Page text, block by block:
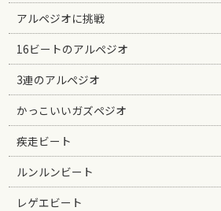
アルペジオに挑戦
16ビートのアルペジオ
3連のアルペジオ
かっこいいガズペジオ
疾走ビート
ルンルンビート
レゲエビート